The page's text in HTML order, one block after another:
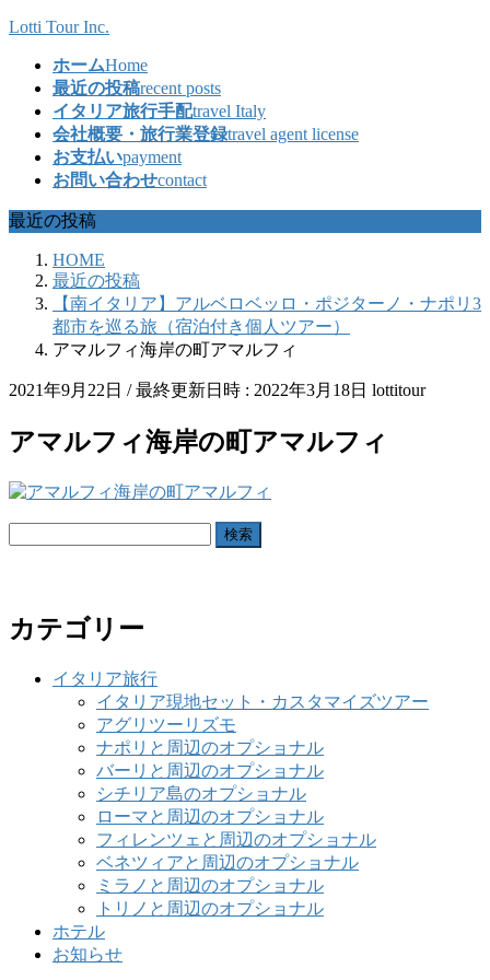
コ
ッ
プ
ナ
移
動
Lotti Tour Inc.
ホームHome
最近の投稿recent posts
イタリア旅行手配travel Italy
会社概要・旅行業登録travel agent license
お支払いpayment
お問い合わせcontact
最近の投稿
HOME
最近の投稿
【南イタリア】アルベロベッロ・ポジターノ・ナポリ3
都市を巡る旅（宿泊付き個人ツアー）
アマルフィ海岸の町アマルフィ
2021年9月22日 / 最終更新日時 : 2022年3月18日 lottitour
アマルフィ海岸の町アマルフィ
カテゴリー
イタリア旅行
イタリア現地セット・カスタマイズツアー
アグリツーリズモ
ナポリと周辺のオプショナル
バーリと周辺のオプショナル
シチリア島のオプショナル
ローマと周辺のオプショナル
フィレンツェと周辺のオプショナル
ベネツィアと周辺のオプショナル
ミラノと周辺のオプショナル
トリノと周辺のオプショナル
ホテル
お知らせ